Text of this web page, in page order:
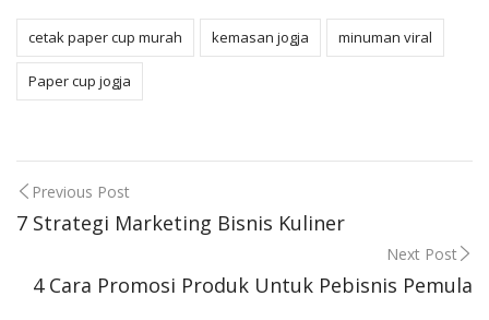
cetak paper cup murah kemasan jogja minuman viral
Paper cup jogja
Post
navigation
Previous Post
7 Strategi Marketing Bisnis Kuliner
Next Post
4 Cara Promosi Produk Untuk Pebisnis Pemula